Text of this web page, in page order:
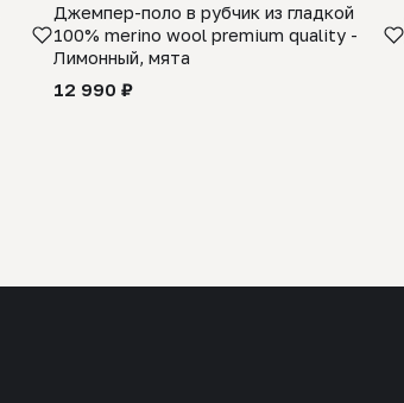
Джемпер-поло в рубчик из гладкой
100% merino wool premium quality -
Лимонный, мята
12 990 ₽